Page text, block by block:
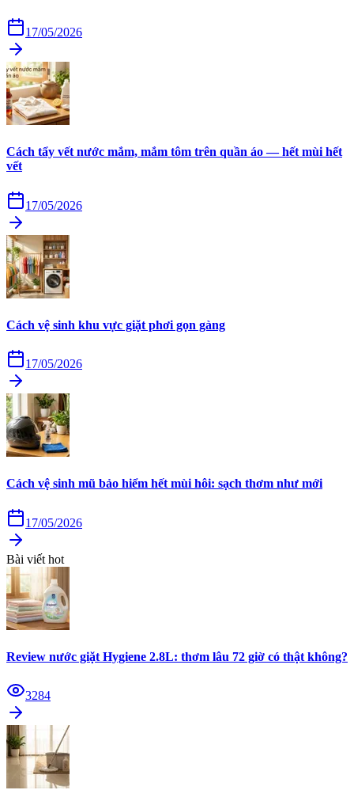
17/05/2026
Cách tẩy vết nước mắm, mắm tôm trên quần áo — hết mùi hết
vết
17/05/2026
Cách vệ sinh khu vực giặt phơi gọn gàng
17/05/2026
Cách vệ sinh mũ bảo hiểm hết mùi hôi: sạch thơm như mới
17/05/2026
Bài viết hot
Review nước giặt Hygiene 2.8L: thơm lâu 72 giờ có thật không?
3284